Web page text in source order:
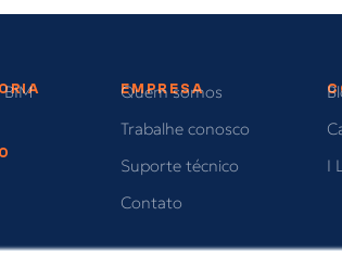
EMPRESA
Quem somos
Trabalhe conosco
Suporte técnico
Contato
I